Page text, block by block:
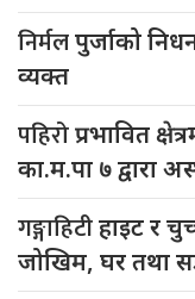
निर्मलपुर्जाको
व्यक्त
पहिरोप्रभावित
का.म.पा ७ द्वारा
गङ्गाहिटीहाइट र
जोखिम, घर तथा